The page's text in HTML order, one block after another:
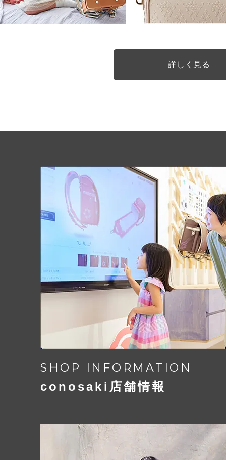
詳しく見る
SHOP INFORMATION
conosaki店舗情報